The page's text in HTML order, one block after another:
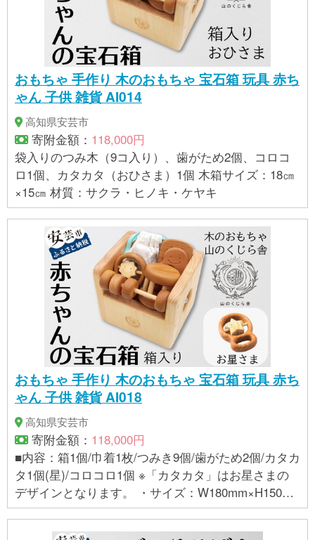
おもちゃ 手作り 木のおもちゃ 宝石箱 玩具 赤ち
ゃん 子供 雑貨 AI014
高知県安芸市
寄附金額： 118,000円
袋入りのつみ木（9コ入り）、歯がため2個、コロコ
ロ1個、カタカタ（おひさま）1個 木箱サイズ：18㎝
×15㎝ 材質：サクラ・ヒノキ・ケヤキ
おもちゃ 手作り 木のおもちゃ 宝石箱 玩具 赤ち
ゃん 子供 雑貨 AI018
高知県安芸市
寄附金額： 118,000円
■内容：箱1個/巾着1枚/つみき9個/歯がため2個/カタカ
タ1個(星)/コロコロ1個 ※「カタカタ」はお星さまの
デザインとなります。 ・サイズ：W180mm×H150m
m×D150mm ・材質：ヒノキ、ケヤキ、サクラ